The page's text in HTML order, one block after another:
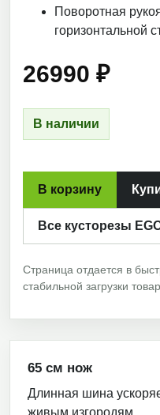
Поворотная
горизонтальной
26990 ₽
В наличии
В корзину
Все кусторезы
Страница отдается в
стабильной загрузки
65 см нож
Длинная шина
живым изгородям.